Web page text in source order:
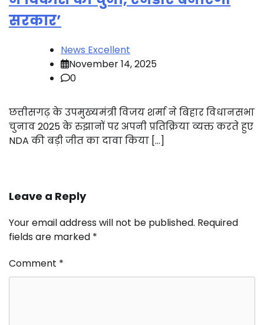
सरकार’
News Excellent
November 14, 2025
0
छत्तीसगढ़ के उपमुख्यमंत्री विजय शर्मा ने बिहार विधानसभा
चुनाव 2025 के रुझानों पर अपनी प्रतिक्रिया व्यक्त करते हुए
NDA की बड़ी जीत का दावा किया […]
Leave a Reply
Your email address will not be published. Required
fields are marked *
Comment *